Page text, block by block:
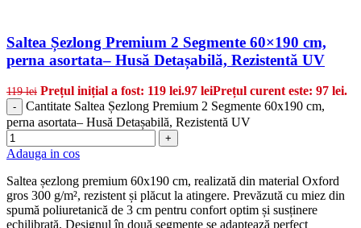
Saltea Șezlong Premium 2 Segmente 60×190 cm,
perna asortata– Husă Detașabilă, Rezistentă UV
119lei Prețul inițial a fost: 119 lei.97 leiPrețul curent este: 97 lei.
-
Cantitate Saltea Șezlong Premium 2 Segmente 60x190 cm,
perna asortata– Husă Detașabilă, Rezistentă UV
+
Adauga in cos
Saltea șezlong premium 60x190 cm, realizată din material Oxford
gros 300 g/m², rezistent și plăcut la atingere. Prevăzută cu miez din
spumă poliuretanică de 3 cm pentru confort optim și susținere
echilibrată. Designul în două segmente se adaptează perfect